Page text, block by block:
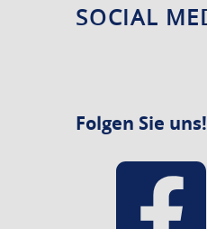
SOCIAL
Folgen Sie uns!